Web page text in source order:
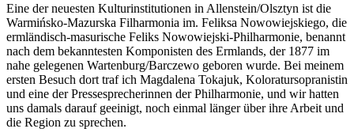
Eine der neuesten Kulturinstitutionen in Allenstein/Olsztyn ist die
Warmińsko-Mazurska Filharmonia im. Feliksa Nowowiejskiego, die
ermländisch-masurische Feliks Nowowiejski-Philharmonie, benannt
nach dem bekanntesten Komponisten des Ermlands, der 1877 im
nahe gelegenen Wartenburg/Barczewo geboren wurde. Bei meinem
ersten Besuch dort traf ich Magdalena Tokajuk, Koloratursopranistin
und eine der Pressesprecherinnen der Philharmonie, und wir hatten
uns damals darauf geeinigt, noch einmal länger über ihre Arbeit und
die Region zu sprechen.